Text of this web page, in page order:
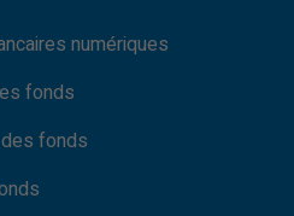
numériques
fonds
fonds